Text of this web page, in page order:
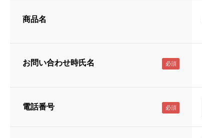
商品名
お問い合わせ時氏名
電話番号